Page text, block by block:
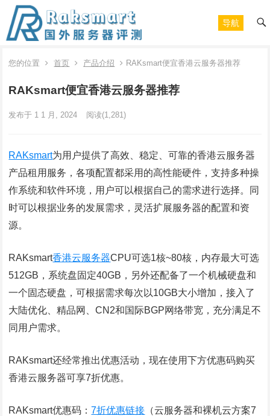
导航
您的位置 首页 产品介绍 RAKsmart便宜香港云服务器推荐
RAKsmart便宜香港云服务器推荐
发布于 1 1 月, 2024 阅读(1,281)
RAKsmart为用户提供了高效、稳定、可靠的香港云服务器
产品租用服务，各项配置都采用的高性能硬件，支持多种操
作系统和软件环境，用户可以根据自己的需求进行选择。同
时可以根据业务的发展需求，灵活扩展服务器的配置和资
源。
RAKsmart香港云服务器CPU可选1核~80核，内存最大可选
512GB，系统盘固定40GB，另外还配备了一个机械硬盘和
一个固态硬盘，可根据需求每次以10GB大小增加，接入了
大陆优化、精品网、CN2和国际BGP网络带宽，充分满足不
同用户需求。
RAKsmart还经常推出优惠活动，现在使用下方优惠码购买
香港云服务器可享7折优惠。
RAKsmart优惠码：7折优惠链接 （云服务器和裸机云方案7